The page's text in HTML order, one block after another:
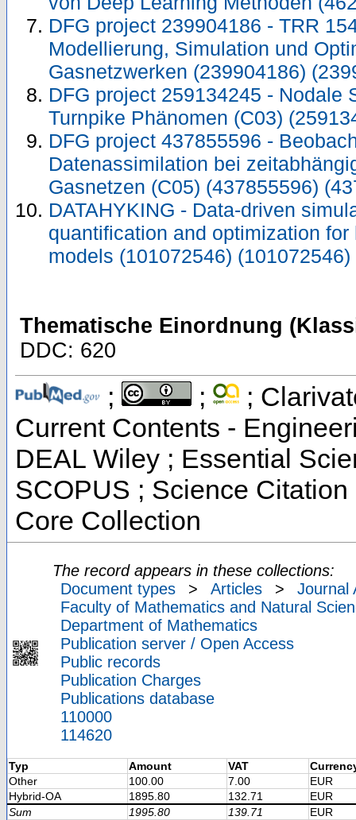
DFG project 239904186 - TRR
Modellierung, Simulation und
Gasnetzwerken (239904186)
DFG project 259134245 - Nodale
Turnpike Phänomen (C03)
DFG project 437855596 -
Datenassimilation bei
Gasnetzen (C05) (437855596)
DATAHYKING - Data-driven
quantification and optimization
models (101072546) (101072546)
Thematische Einordnung
DDC: 620
; ;
;
Current Contents -
DEAL Wiley ; Essential
SCOPUS ; Science
Core Collection
The record appears in these collections:
Document types
> Articles >
Journal
Faculty of Mathematics and Natural
Department of Mathematics
Publication server / Open Access
Public records
Publication Charges
Publications database
110000
114620
Typ Amount VAT
Other
100.00 7.00
EUR
Hybrid-OA
1895.80 132.71
EUR
Sum
1995.80 139.71
EUR